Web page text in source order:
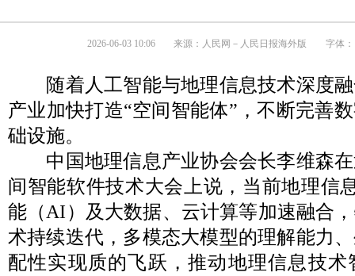
2026-06-03 10:06 来源： 人民网－人民日报海外版 字体
随着人工智能与地理信息技术深度
产业加快打造“空间智能体”，不断完善
础设施。
中国地理信息产业协会会长李维森在
间智能软件技术大会上说，当前地理信
能（AI）及大数据、云计算等加速融合
术持续迭代，多模态大模型的理解能力
配性实现质的飞跃，推动地理信息技